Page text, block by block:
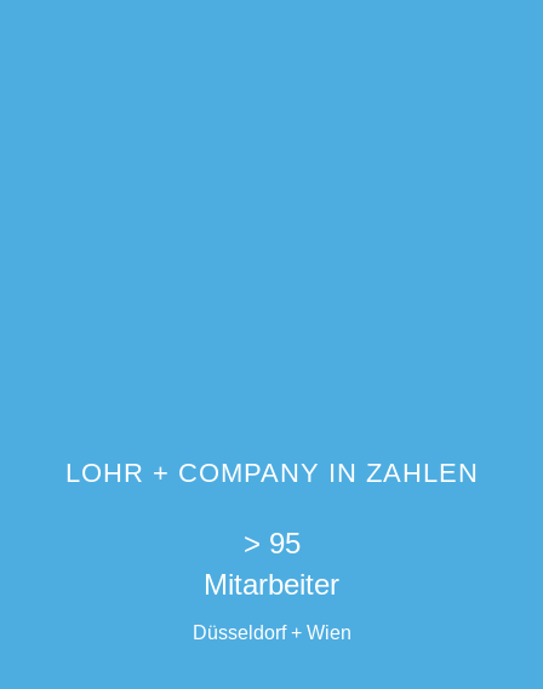
LOHR + COMPANY IN ZAHLEN
> 95
Mitarbeiter
Düsseldorf + Wien